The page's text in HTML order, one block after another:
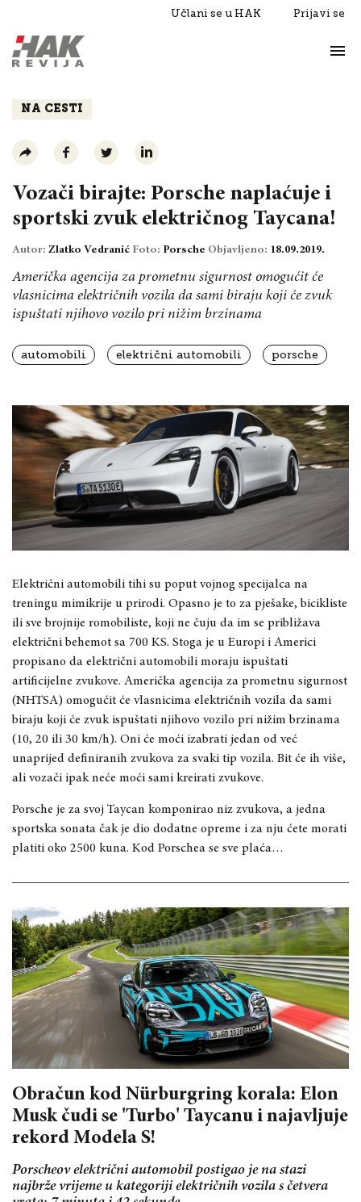
Učlani se u HAK Prijavi se
Razgovori
NA CESTI
Vozači birajte: Porsche naplaćuje i
sportski zvuk električnog Taycana!
Autor: Zlatko Vedranić Foto: Porsche Objavljeno: 18.09.2019.
Američka agencija za prometnu sigurnost omogućit će
vlasnicima električnih vozila da sami biraju koji će zvuk
ispuštati njihovo vozilo pri nižim brzinama
automobili električni automobili porsche
Električni automobili tihi su poput vojnog specijalca na
treningu mimikrije u prirodi. Opasno je to za pješake, bicikliste
ili sve brojnije romobiliste, koji ne čuju da im se približava
električni behemot sa 700 KS. Stoga je u Europi i Americi
propisano da električni automobili moraju ispuštati
artificijelne zvukove. Američka agencija za prometnu sigurnost
(NHTSA) omogućit će vlasnicima električnih vozila da sami
biraju koji će zvuk ispuštati njihovo vozilo pri nižim brzinama
(10, 20 ili 30 km/h). Oni će moći izabrati jedan od već
unaprijed definiranih zvukova za svaki tip vozila. Bit će ih više,
ali vozači ipak neće moći sami kreirati zvukove.
Porsche je za svoj Taycan komponirao niz zvukova, a jedna
sportska sonata čak je dio dodatne opreme i za nju ćete morati
platiti oko 2500 kuna. Kod Porschea se sve plaća…
Obračun kod Nürburgring korala: Elon
Musk čudi se 'Turbo' Taycanu i najavljuje
rekord Modela S!
Porscheov električni automobil postigao je na stazi
najbrže vrijeme u kategoriji električnih vozila s četvera